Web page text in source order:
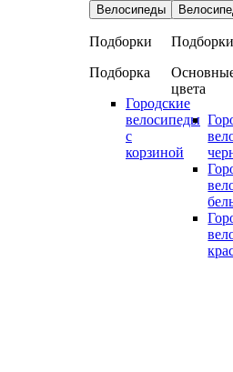
Велосипеды
Подборки
Подборка
Городские
велосипеды
с
корзиной
Подборки
цвета